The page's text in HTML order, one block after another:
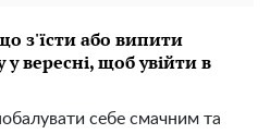
з'їсти або випити
вересні, щоб увійти в
себе смачним та